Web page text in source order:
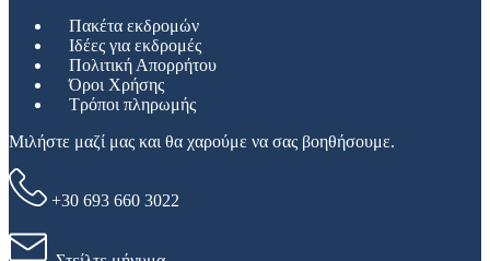
Πακέτα εκδρομών
Ιδέες για εκδρομές
Πολιτική Απορρήτου
Όροι Χρήσης
Τρόποι πληρωμής
Μιλήστε μαζί μας και θα χαρούμε να σας βοηθήσουμε.
+30 693 660 3022